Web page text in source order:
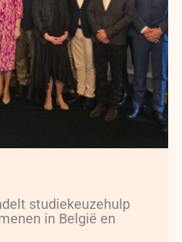
studiekeuzehulp
in België en